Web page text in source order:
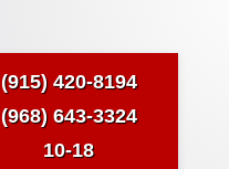
(915) 420-8194
(968) 643-3324
10-18